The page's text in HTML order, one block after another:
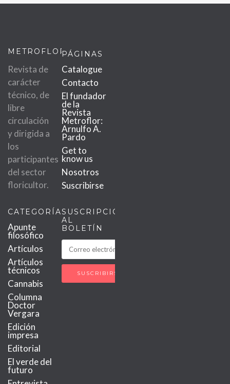
METROFLOR
Revista de
carácter
técnico, de
libre
circulación
y dirigida a
los
participantes
del sector
floricultor.
PÁGINAS
Catalogue
Contacto
El fundador
de la
Revista
Metroflor:
Arnulfo A.
Pardo
Get to
know us
Nosotros
Suscribirse
CATEGORÍAS
Apunte
filosófico
Artículos
Artículos
técnicos
Cannabis
Columna
Doctor
Vergara
Edición
impresa
Editorial
El verde del
futuro
SUSCRIPCIÓN
AL
BOLETÍN